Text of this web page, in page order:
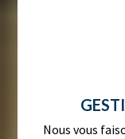
Nous vous